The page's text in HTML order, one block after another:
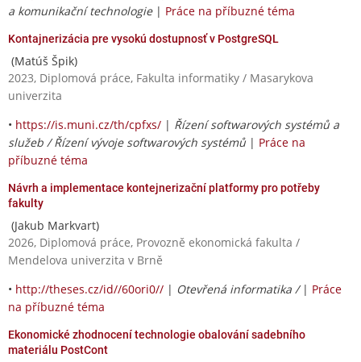
a komunikační technologie| Práce na příbuzné téma
Kontajnerizácia pre vysokú dostupnosť v PostgreSQL
(Matúš Špik)
2023, Diplomová práce, Fakulta informatiky / Masarykova
univerzita
• https://is.muni.cz/th/cpfxs/ | Řízení softwarových systémů a
služeb / Řízení vývoje softwarových systémů | Práce na
příbuzné téma
Návrh a implementace kontejnerizační platformy pro potřeby
fakulty
(Jakub Markvart)
2026, Diplomová práce, Provozně ekonomická fakulta /
Mendelova univerzita v Brně
• http://theses.cz/id//60ori0// | Otevřená informatika / | Práce
na příbuzné téma
Ekonomické zhodnocení technologie obalování sadebního
materiálu PostCont